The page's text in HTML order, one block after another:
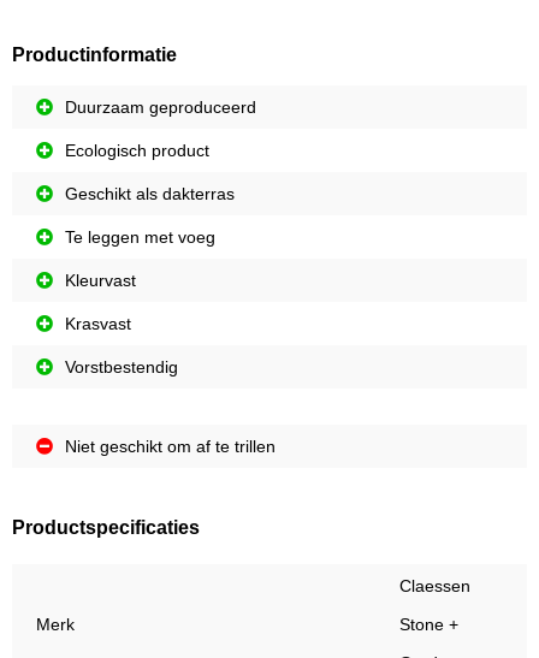
Productinformatie
Duurzaam geproduceerd
Ecologisch product
Geschikt als dakterras
Te leggen met voeg
Kleurvast
Krasvast
Vorstbestendig
Niet geschikt om af te trillen
Productspecificaties
Merk
Claessen
Stone +